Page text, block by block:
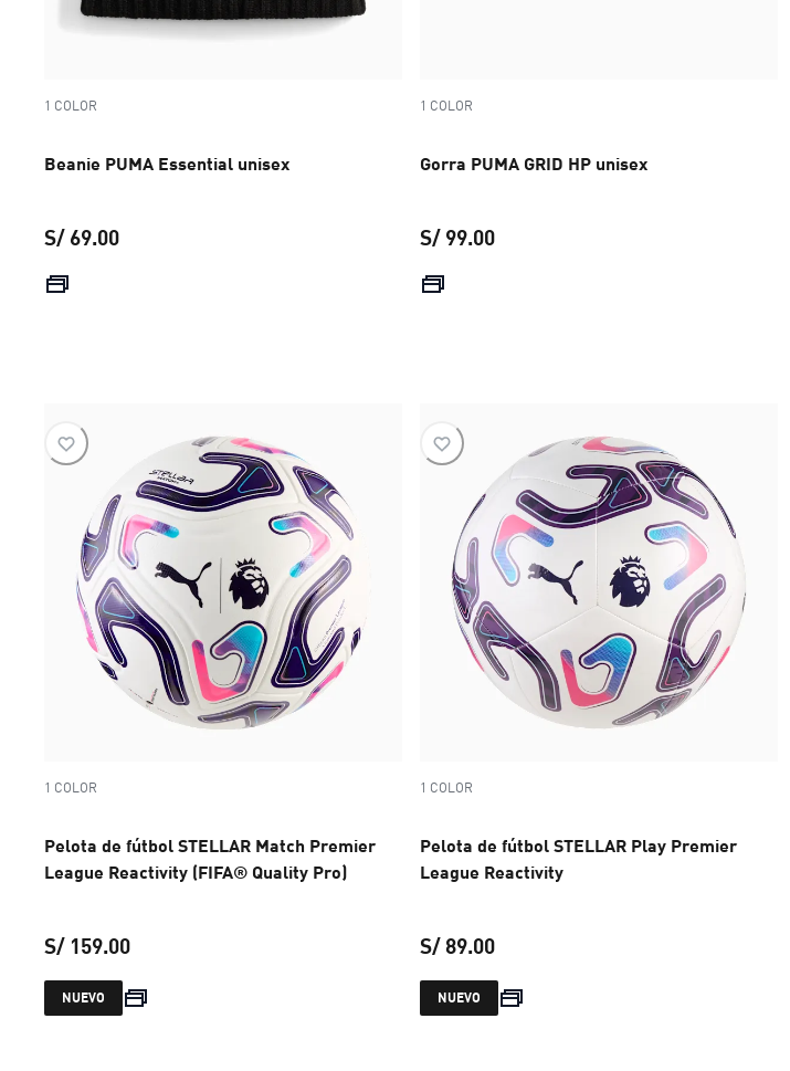
1 COLOR
Beanie PUMA Essential unisex
S/ 69.00
1 COLOR
Gorra PUMA GRID HP unisex
S/ 99.00
1 COLOR
Pelota de fútbol STELLAR Match Premier
League Reactivity (FIFA® Quality Pro)
S/ 159.00
precio actual S/ 159.00
NUEVO
1 COLOR
Pelota de fútbol STELLAR Play Premier
League Reactivity
S/ 89.00
precio actual S/ 89.00
NUEVO